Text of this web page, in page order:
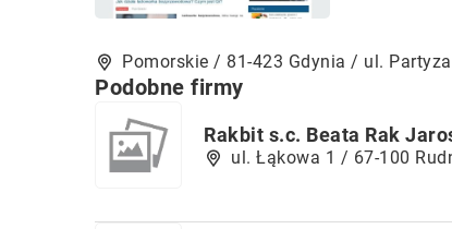
Pomorskie / 81-423 Gdynia / ul.
Podobne firmy
Rakbit s.c. Beata Rak
ul. Łąkowa 1 / 67-100